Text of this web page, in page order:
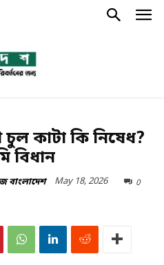
কাটা কি নিষেধ?
বিধান
বাংলাদেশ May 18, 2026 0